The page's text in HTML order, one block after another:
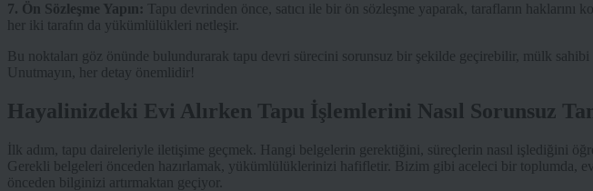
7. Ön Sözleşme Yapın: Tapu devrinden önce, satıcı ile bir ön sözleşme yaparak, tarafların haklarını
her iki tarafın da yükümlülükleri netleşir.
Bu noktaları göz önünde bulundurarak tapu devri sürecini sorunsuz bir şekilde geçirebilir, mülk sahibi
Unutmayın, her detay önemlidir!
Hayalinizdeki Evi Alırken Tapu İşlemlerini Nasıl Sorunsuz
İlk adım, tapu daireleriyle iletişime geçmek. Hangi belgelerin gerektiğini, süreçlerin nasıl işlediğini
Gerekli belgeleri önceden hazırlamak, yükümlülüklerinizi hafifletir. Bizim gibi aceleci bir toplumda,
önceden bilginizi artırmaktan geçiyor.